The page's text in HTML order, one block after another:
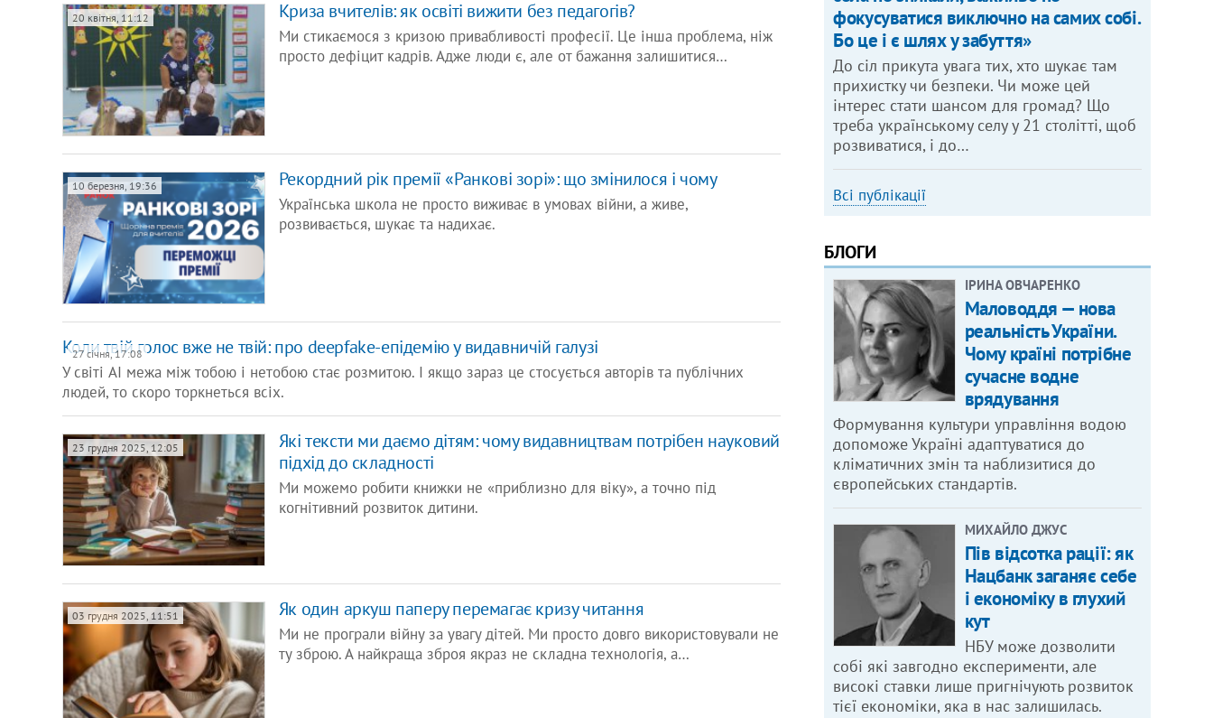
Криза вчителів: як освіті вижити без педагогів?
20 квітня, 11:12
Ми стикаємося з кризою привабливості професії. Це інша проблема, ніж
просто дефіцит кадрів. Адже люди є, але от бажання залишитися…
Рекордний рік премії «Ранкові зорі»: що змінилося і чому
10 березня, 19:36
Українська школа не просто виживає в умовах війни, а живе,
розвивається, шукає та надихає.
Коли твій голос вже не твій: про deepfake-епідемію у видавничій галузі
27 січня, 17:08
У світі AI межа між тобою і нетобою стає розмитою. І якщо зараз це стосується авторів та публічних
людей, то скоро торкнеться всіх.
Які тексти ми даємо дітям: чому видавництвам потрібен науковий
підхід до складності
23 грудня 2025, 12:05
Ми можемо робити книжки не «приблизно для віку», а точно під
когнітивний розвиток дитини.
Як один аркуш паперу перемагає кризу читання
03 грудня 2025, 11:51
Ми не програли війну за увагу дітей. Ми просто довго використовували не
ту зброю. А найкраща зброя якраз не складна технологія, а…
фокусуватися виключно на самих собі.
Бо це і є шлях у забуття»
До сіл прикута увага тих, хто шукає там
прихистку чи безпеки. Чи може цей
інтерес стати шансом для громад? Що
треба українському селу у 21 столітті, щоб
розвиватися, і до…
Всі публікації
БЛОГИ
ІРИНА ОВЧАРЕНКО
Маловоддя — нова
реальність України.
Чому країні потрібне
сучасне водне
врядування
Формування культури управління водою
допоможе Україні адаптуватися до
кліматичних змін та наблизитися до
європейських стандартів.
МИХАЙЛО ДЖУС
Пів відсотка рації: як
Нацбанк заганяє себе
і економіку в глухий
кут
НБУ може дозволити
собі які завгодно експерименти, але
високі ставки лише пригнічують розвиток
тієї економіки, яка в нас залишилась.